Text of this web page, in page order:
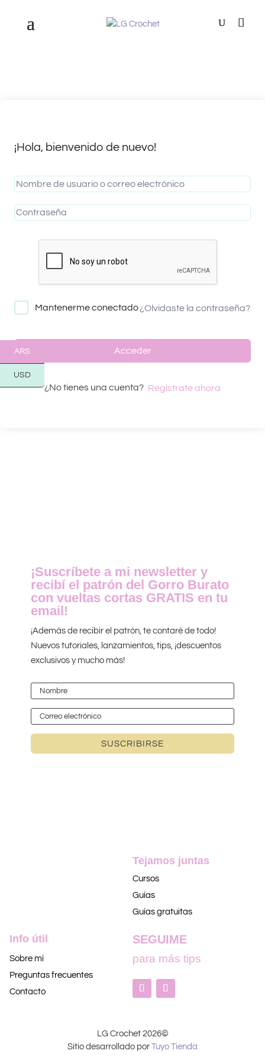
¡Hola, bienvenido de nuevo!
Mantenerme conectado¿Olvidaste la contraseña?
Acceder
¿No tienes una cuenta? Regístrate ahora
¡Suscríbete a mi newsletter y
recibí el patrón del Gorro Burato
con vueltas cortas GRATIS en tu
email!
¡Además de recibir el patrón, te contaré de todo!
Nuevos tutoriales, lanzamientos, tips, ¡descuentos
exclusivos y mucho más!
SUSCRIBIRSE
Tejamos juntas
Cursos
Guías
Guías gratuitas
Info útil
Sobre mí
Preguntas frecuentes
Contacto
SEGUIME
para más tips
LG Crochet 2026©
Sitio desarrollado por Tuyo Tienda
ARS
USD